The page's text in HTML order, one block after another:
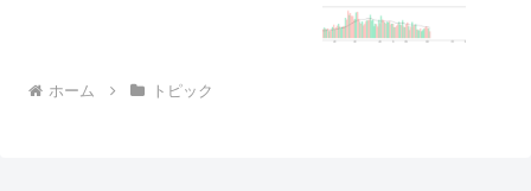
ホーム トピック